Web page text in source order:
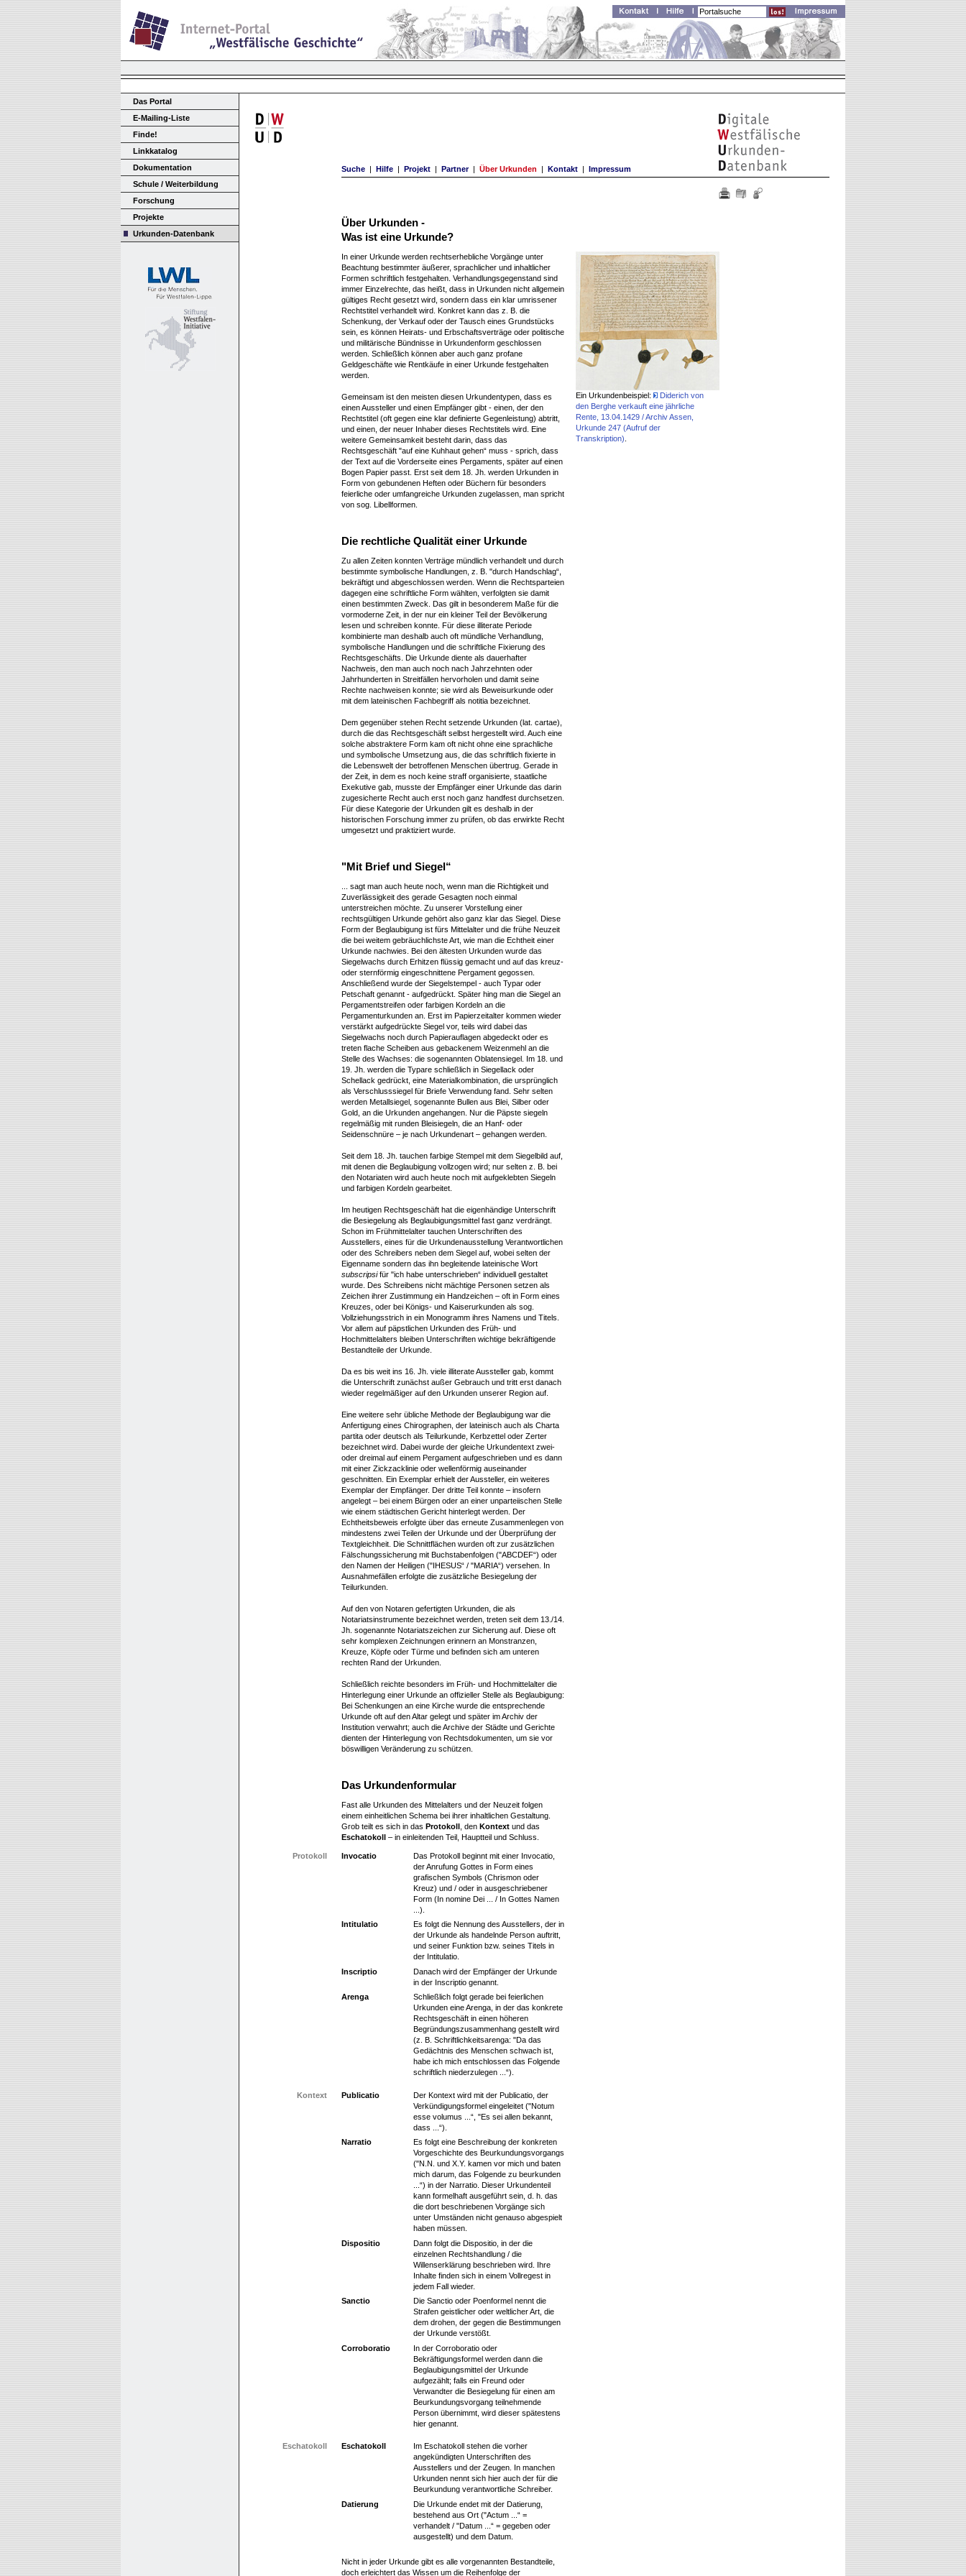
Das Portal
E-Mailing-Liste
Finde!
Linkkatalog
Dokumentation
Schule / Weiterbildung
Forschung
Projekte
Urkunden-Datenbank
Suche | Hilfe | Projekt | Partner | Über Urkunden | Kontakt | Impressum
Über Urkunden -
Was ist eine Urkunde?
In einer Urkunde werden rechtserhebliche Vorgänge unter
Beachtung bestimmter äußerer, sprachlicher und inhaltlicher
Formen schriftlich festgehalten. Verhandlungsgegenstand sind
immer Einzelrechte, das heißt, dass in Urkunden nicht allgemein
gültiges Recht gesetzt wird, sondern dass ein klar umrissener
Rechtstitel verhandelt wird. Konkret kann das z. B. die
Schenkung, der Verkauf oder der Tausch eines Grundstücks
sein, es können Heirats- und Erbschaftsverträge oder politische
und militärische Bündnisse in Urkundenform geschlossen
werden. Schließlich können aber auch ganz profane
Geldgeschäfte wie Rentkäufe in einer Urkunde festgehalten
werden.
Gemeinsam ist den meisten diesen Urkundentypen, dass es
einen Aussteller und einen Empfänger gibt - einen, der den
Rechtstitel (oft gegen eine klar definierte Gegenleistung) abtritt,
und einen, der neuer Inhaber dieses Rechtstitels wird. Eine
weitere Gemeinsamkeit besteht darin, dass das
Rechtsgeschäft "auf eine Kuhhaut gehen“ muss - sprich, dass
der Text auf die Vorderseite eines Pergaments, später auf einen
Bogen Papier passt. Erst seit dem 18. Jh. werden Urkunden in
Form von gebundenen Heften oder Büchern für besonders
feierliche oder umfangreiche Urkunden zugelassen, man spricht
von sog. Libellformen.
Ein Urkundenbeispiel:
Diderich von
den Berghe verkauft eine jährliche
Rente, 13.04.1429 / Archiv Assen,
Urkunde 247 (Aufruf der
Transkription)
Die rechtliche Qualität einer Urkunde
Zu allen Zeiten konnten Verträge mündlich verhandelt und durch
bestimmte symbolische Handlungen, z. B. "durch Handschlag“,
bekräftigt und abgeschlossen werden. Wenn die Rechtsparteien
dagegen eine schriftliche Form wählten, verfolgten sie damit
einen bestimmten Zweck. Das gilt in besonderem Maße für die
vormoderne Zeit, in der nur ein kleiner Teil der Bevölkerung
lesen und schreiben konnte. Für diese illiterate Periode
kombinierte man deshalb auch oft mündliche Verhandlung,
symbolische Handlungen und die schriftliche Fixierung des
Rechtsgeschäfts. Die Urkunde diente als dauerhafter
Nachweis, den man auch noch nach Jahrzehnten oder
Jahrhunderten in Streitfällen hervorholen und damit seine
Rechte nachweisen konnte; sie wird als Beweisurkunde oder
mit dem lateinischen Fachbegriff als notitia bezeichnet.
Dem gegenüber stehen Recht setzende Urkunden (lat. cartae),
durch die das Rechtsgeschäft selbst hergestellt wird. Auch eine
solche abstraktere Form kam oft nicht ohne eine sprachliche
und symbolische Umsetzung aus, die das schriftlich fixierte in
die Lebenswelt der betroffenen Menschen übertrug. Gerade in
der Zeit, in dem es noch keine straff organisierte, staatliche
Exekutive gab, musste der Empfänger einer Urkunde das darin
zugesicherte Recht auch erst noch ganz handfest durchsetzen.
Für diese Kategorie der Urkunden gilt es deshalb in der
historischen Forschung immer zu prüfen, ob das erwirkte Recht
umgesetzt und praktiziert wurde.
"Mit Brief und Siegel“
... sagt man auch heute noch, wenn man die Richtigkeit und
Zuverlässigkeit des gerade Gesagten noch einmal
unterstreichen möchte. Zu unserer Vorstellung einer
rechtsgültigen Urkunde gehört also ganz klar das Siegel. Diese
Form der Beglaubigung ist fürs Mittelalter und die frühe Neuzeit
die bei weitem gebräuchlichste Art, wie man die Echtheit einer
Urkunde nachwies. Bei den ältesten Urkunden wurde das
Siegelwachs durch Erhitzen flüssig gemacht und auf das kreuz-
oder sternförmig eingeschnittene Pergament gegossen.
Anschließend wurde der Siegelstempel - auch Typar oder
Petschaft genannt - aufgedrückt. Später hing man die Siegel an
Pergamentstreifen oder farbigen Kordeln an die
Pergamenturkunden an. Erst im Papierzeitalter kommen wieder
verstärkt aufgedrückte Siegel vor, teils wird dabei das
Siegelwachs noch durch Papierauflagen abgedeckt oder es
treten flache Scheiben aus gebackenem Weizenmehl an die
Stelle des Wachses: die sogenannten Oblatensiegel. Im 18. und
19. Jh. werden die Typare schließlich in Siegellack oder
Schellack gedrückt, eine Materialkombination, die ursprünglich
als Verschlusssiegel für Briefe Verwendung fand. Sehr selten
werden Metallsiegel, sogenannte Bullen aus Blei, Silber oder
Gold, an die Urkunden angehangen. Nur die Päpste siegeln
regelmäßig mit runden Bleisiegeln, die an Hanf- oder
Seidenschnüre – je nach Urkundenart – gehangen werden.
Seit dem 18. Jh. tauchen farbige Stempel mit dem Siegelbild auf,
mit denen die Beglaubigung vollzogen wird; nur selten z. B. bei
den Notariaten wird auch heute noch mit aufgeklebten Siegeln
und farbigen Kordeln gearbeitet.
Im heutigen Rechtsgeschäft hat die eigenhändige Unterschrift
die Besiegelung als Beglaubigungsmittel fast ganz verdrängt.
Schon im Frühmittelalter tauchen Unterschriften des
Ausstellers, eines für die Urkundenausstellung Verantwortlichen
oder des Schreibers neben dem Siegel auf, wobei selten der
Eigenname sondern das ihn begleitende lateinische Wort
subscripsifür "ich habe unterschrieben“ individuell gestaltet
wurde. Des Schreibens nicht mächtige Personen setzen als
Zeichen ihrer Zustimmung ein Handzeichen – oft in Form eines
Kreuzes, oder bei Königs- und Kaiserurkunden als sog.
Vollziehungsstrich in ein Monogramm ihres Namens und Titels.
Vor allem auf päpstlichen Urkunden des Früh- und
Hochmittelalters bleiben Unterschriften wichtige bekräftigende
Bestandteile der Urkunde.
Da es bis weit ins 16. Jh. viele illiterate Aussteller gab, kommt
die Unterschrift zunächst außer Gebrauch und tritt erst danach
wieder regelmäßiger auf den Urkunden unserer Region auf.
Eine weitere sehr übliche Methode der Beglaubigung war die
Anfertigung eines Chirographen, der lateinisch auch als Charta
partita oder deutsch als Teilurkunde, Kerbzettel oder Zerter
bezeichnet wird. Dabei wurde der gleiche Urkundentext zwei-
oder dreimal auf einem Pergament aufgeschrieben und es dann
mit einer Zickzacklinie oder wellenförmig auseinander
geschnitten. Ein Exemplar erhielt der Aussteller, ein weiteres
Exemplar der Empfänger. Der dritte Teil konnte – insofern
angelegt – bei einem Bürgen oder an einer unparteiischen Stelle
wie einem städtischen Gericht hinterlegt werden. Der
Echtheitsbeweis erfolgte über das erneute Zusammenlegen von
mindestens zwei Teilen der Urkunde und der Überprüfung der
Textgleichheit. Die Schnittflächen wurden oft zur zusätzlichen
Fälschungssicherung mit Buchstabenfolgen ("ABCDEF“) oder
den Namen der Heiligen ("IHESUS“ / "MARIA“) versehen. In
Ausnahmefällen erfolgte die zusätzliche Besiegelung der
Teilurkunden.
Auf den von Notaren gefertigten Urkunden, die als
Notariatsinstrumente bezeichnet werden, treten seit dem 13./14.
Jh. sogenannte Notariatszeichen zur Sicherung auf. Diese oft
sehr komplexen Zeichnungen erinnern an Monstranzen,
Kreuze, Köpfe oder Türme und befinden sich am unteren
rechten Rand der Urkunden.
Schließlich reichte besonders im Früh- und Hochmittelalter die
Hinterlegung einer Urkunde an offizieller Stelle als Beglaubigung:
Bei Schenkungen an eine Kirche wurde die entsprechende
Urkunde oft auf den Altar gelegt und später im Archiv der
Institution verwahrt; auch die Archive der Städte und Gerichte
dienten der Hinterlegung von Rechtsdokumenten, um sie vor
böswilligen Veränderung zu schützen.
Das Urkundenformular
Fast alle Urkunden des Mittelalters und der Neuzeit folgen
einem einheitlichen Schema bei ihrer inhaltlichen Gestaltung.
Grob teilt es sich in das Protokoll, den Kontextund das
Eschatokoll– in einleitenden Teil, Hauptteil und Schluss.
Protokoll Invocatio
Das Protokoll beginnt mit einer Invocatio,
der Anrufung Gottes in Form eines
grafischen Symbols (Chrismon oder
Kreuz) und / oder in ausgeschriebener
Form (In nomine Dei ... / In Gottes Namen
...).
Intitulatio
Es folgt die Nennung des Ausstellers, der in
der Urkunde als handelnde Person auftritt,
und seiner Funktion bzw. seines Titels in
der Intitulatio.
Inscriptio
Danach wird der Empfänger der Urkunde
in der Inscriptio genannt.
Arenga
Schließlich folgt gerade bei feierlichen
Urkunden eine Arenga, in der das konkrete
Rechtsgeschäft in einen höheren
Begründungszusammenhang gestellt wird
(z. B. Schriftlichkeitsarenga: "Da das
Gedächtnis des Menschen schwach ist,
habe ich mich entschlossen das Folgende
schriftlich niederzulegen ...“).
Kontext Publicatio
Der Kontext wird mit der Publicatio, der
Verkündigungsformel eingeleitet ("Notum
esse volumus ...“, "Es sei allen bekannt,
dass ...“).
Narratio
Es folgt eine Beschreibung der konkreten
Vorgeschichte des Beurkundungsvorgangs
("N.N. und X.Y. kamen vor mich und baten
mich darum, das Folgende zu beurkunden
...“) in der Narratio. Dieser Urkundenteil
kann formelhaft ausgeführt sein, d. h. das
die dort beschriebenen Vorgänge sich
unter Umständen nicht genauso abgespielt
haben müssen.
Dispositio
Dann folgt die Dispositio, in der die
einzelnen Rechtshandlung / die
Willenserklärung beschrieben wird. Ihre
Inhalte finden sich in einem Vollregest in
jedem Fall wieder.
Sanctio
Die Sanctio oder Poenformel nennt die
Strafen geistlicher oder weltlicher Art, die
dem drohen, der gegen die Bestimmungen
der Urkunde verstößt.
Corroboratio
In der Corroboratio oder
Bekräftigungsformel werden dann die
Beglaubigungsmittel der Urkunde
aufgezählt; falls ein Freund oder
Verwandter die Besiegelung für einen am
Beurkundungsvorgang teilnehmende
Person übernimmt, wird dieser spätestens
hier genannt.
Eschatokoll Eschatokoll
Im Eschatokoll stehen die vorher
angekündigten Unterschriften des
Ausstellers und der Zeugen. In manchen
Urkunden nennt sich hier auch der für die
Beurkundung verantwortliche Schreiber.
Datierung
Die Urkunde endet mit der Datierung,
bestehend aus Ort ("Actum ...“ =
verhandelt / "Datum ...“ = gegeben oder
ausgestellt) und dem Datum.
Nicht in jeder Urkunde gibt es alle vorgenannten Bestandteile,
doch erleichtert das Wissen um die Reihenfolge der